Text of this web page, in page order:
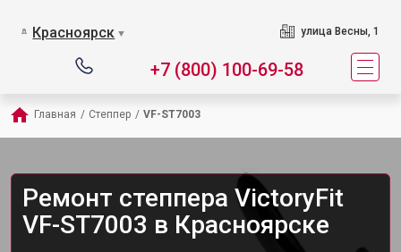
Красноярск ▼ улица Весны, 1
+7 (800) 100-69-58
Главная / Степпер / VF-ST7003
Ремонт степпера VictoryFit
VF-ST7003 в Красноярске